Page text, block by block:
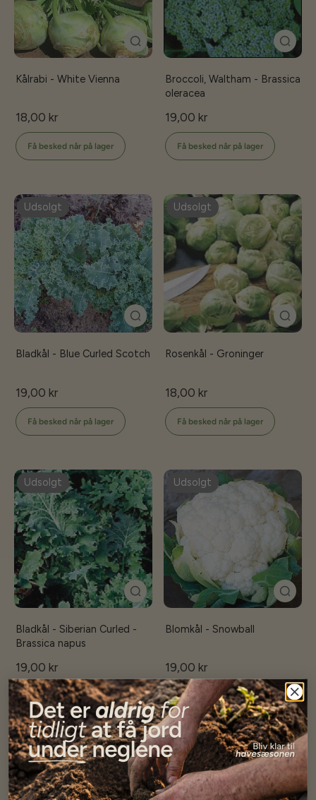
Kålrabi - White Vienna
18,00 kr
Få besked når på lager
Broccoli, Waltham - Brassica
oleracea
19,00 kr
Få besked når på lager
Udsolgt
Bladkål - Blue Curled Scotch
19,00 kr
Få besked når på lager
Udsolgt
Rosenkål - Groninger
18,00 kr
Få besked når på lager
Udsolgt
Bladkål - Siberian Curled -
Brassica napus
19,00 kr
Få besked når på lager
Udsolgt
Blomkål - Snowball
19,00 kr
Få besked når på lager
Udsolgt Udsolgt